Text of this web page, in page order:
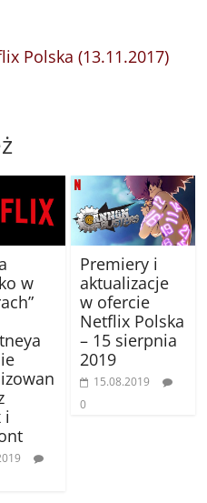
Polska (13.11.2017)
w
i
Premiery i
aktualizacje
w ofercie
Netflix Polska
– 15 sierpnia
2019
15.08.2019
0